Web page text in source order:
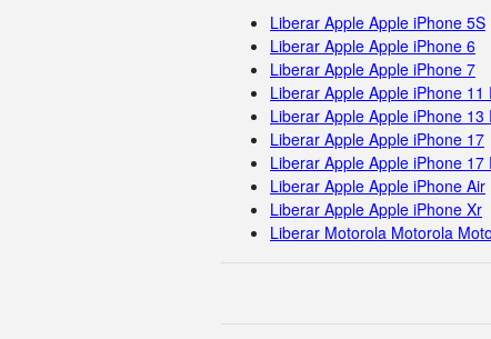
Liberar Apple Apple iPhone 5S
Liberar Apple Apple iPhone 6
Liberar Apple Apple iPhone 7
Liberar Apple Apple iPhone 11
Liberar Apple Apple iPhone 13
Liberar Apple Apple iPhone 17
Liberar Apple Apple iPhone 17
Liberar Apple Apple iPhone Air
Liberar Apple Apple iPhone Xr
Liberar Motorola Motorola